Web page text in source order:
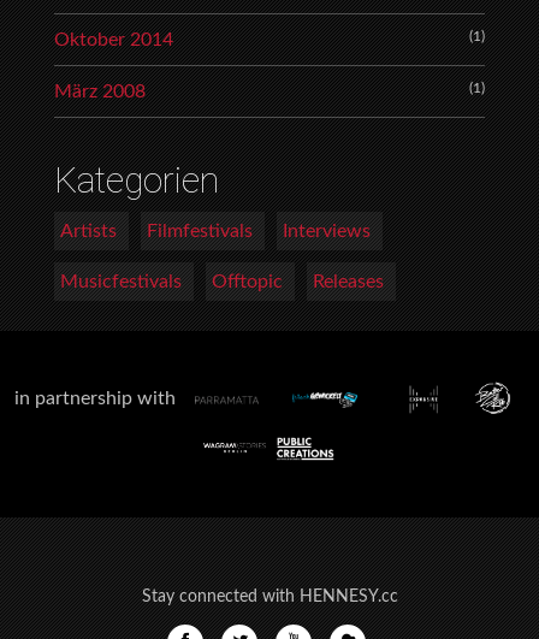
Oktober 2014 (1)
März 2008 (1)
Kategorien
Artists Filmfestivals Interviews
Musicfestivals Offtopic Releases
in partnership with
Stay connected with HENNESY.cc